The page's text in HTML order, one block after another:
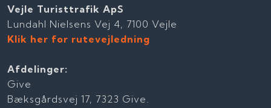
Vejle Turisttrafik ApS
Lundahl Nielsens Vej 4, 7100 Vejle
Klik her for rutevejledning
Afdelinger:
Give
Bæksgårdsvej 17, 7323 Give.